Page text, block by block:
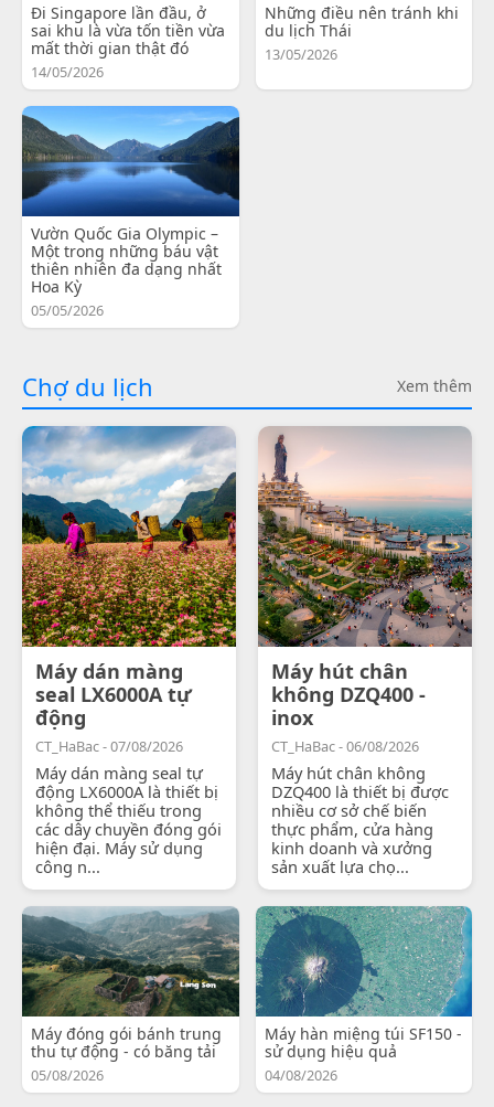
Đi Singapore lần đầu, ở
sai khu là vừa tốn tiền vừa
mất thời gian thật đó
14/05/2026
Những điều nên tránh khi
du lịch Thái
13/05/2026
Vườn Quốc Gia Olympic –
Một trong những báu vật
thiên nhiên đa dạng nhất
Hoa Kỳ
05/05/2026
Chợ du lịch Xem thêm
Máy dán màng
seal LX6000A tự
động
CT_HaBac - 07/08/2026
Máy dán màng seal tự
động LX6000A là thiết bị
không thể thiếu trong
các dây chuyền đóng gói
hiện đại. Máy sử dụng
công n...
Máy hút chân
không DZQ400 -
inox
CT_HaBac - 06/08/2026
Máy hút chân không
DZQ400 là thiết bị được
nhiều cơ sở chế biến
thực phẩm, cửa hàng
kinh doanh và xưởng
sản xuất lựa chọ...
Máy đóng gói bánh trung
thu tự động - có băng tải
05/08/2026
Máy hàn miệng túi SF150 -
sử dụng hiệu quả
04/08/2026